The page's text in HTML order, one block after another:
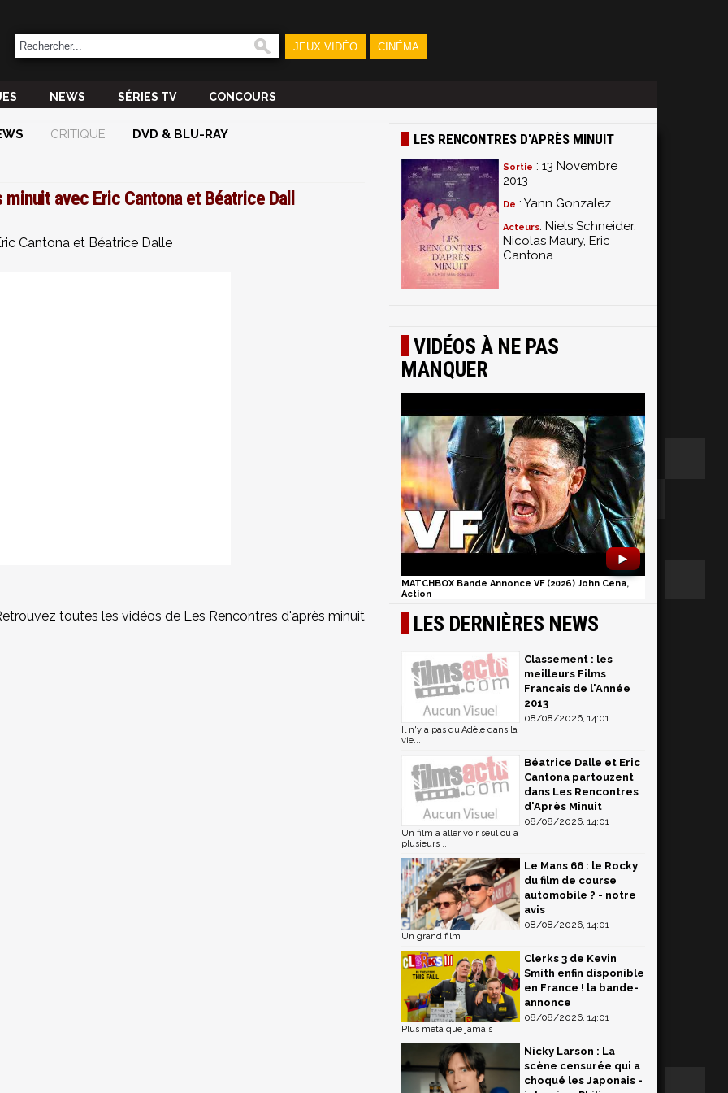
JEUX VIDÉO CINÉMA
NEWS SÉRIES TV CONCOURS
CRITIQUE DVD & BLU-RAY
avec Eric Cantona et Béatrice Dall
Cantona et Béatrice Dalle
toutes les vidéos de Les Rencontres d'après minuit
LES RENCONTRES D'APRÈS MINUIT
Sortie : 13 Novembre
2013
De : Yann Gonzalez
Acteurs: Niels Schneider,
Nicolas Maury, Eric
Cantona...
VIDÉOS À NE PAS
MANQUER
►
MATCHBOX Bande Annonce VF (2026) John Cena,
Action
LES DERNIÈRES NEWS
Classement : les
meilleurs Films
Francais de l'Année
2013
08/08/2026, 14:01
Il n'y a pas qu'Adèle dans la
vie...
Béatrice Dalle et Eric
Cantona partouzent
dans Les Rencontres
d'Après Minuit
08/08/2026, 14:01
Un film à aller voir seul ou à
plusieurs ...
Le Mans 66 : le Rocky
du film de course
automobile ? - notre
avis
08/08/2026, 14:01
Un grand film
Clerks 3 de Kevin
Smith enfin disponible
en France ! la bande-
annonce
08/08/2026, 14:01
Plus meta que jamais
Nicky Larson : La
scène censurée qui a
choqué les Japonais -